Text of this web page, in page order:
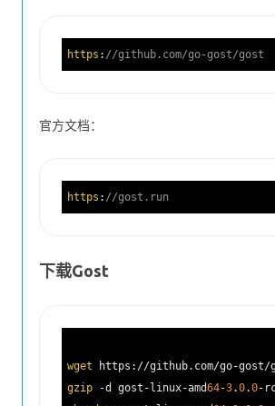
https : //github.com/go-gost/gost
官方文档：
https : //gost.run
下载Gost
wget https://github.com/go-gost/
gzip -d gost-linux-amd64-3.0.0-